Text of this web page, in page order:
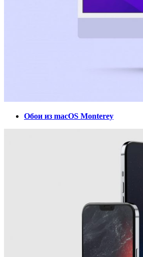
Обои из macOS Monterey